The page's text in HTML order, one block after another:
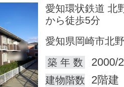
愛知環状鉄道 北
から徒歩5分
愛知県岡崎市北
築 年 数
2000/
建物階数 2階建